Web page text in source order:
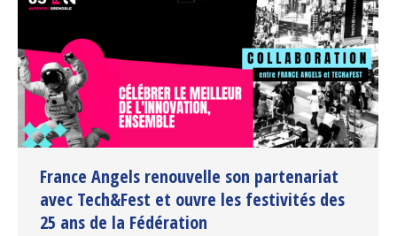
France Angels renouvelle son partenariat
avec Tech&Fest et ouvre les festivités des
25 ans de la Fédération